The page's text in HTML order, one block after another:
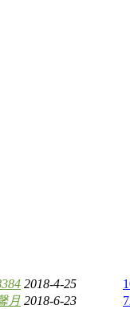
2018-4-25
月 2018-6-23